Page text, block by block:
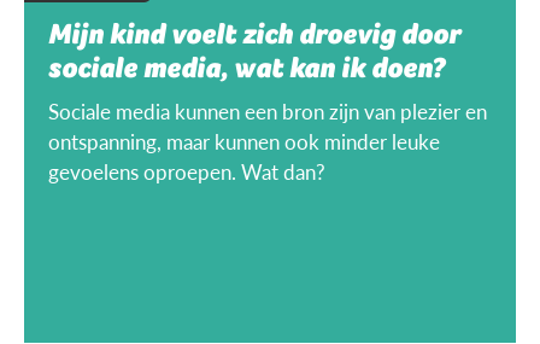
Mijn kind voelt zich droevig door
sociale media, wat kan ik doen?
Sociale media kunnen een bron zijn van plezier en
ontspanning, maar kunnen ook minder leuke
gevoelens oproepen. Wat dan?